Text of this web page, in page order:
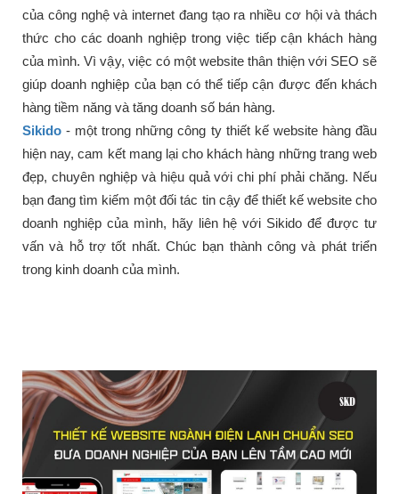
của công nghệ và internet đang tạo ra nhiều cơ hội và thách
thức cho các doanh nghiệp trong việc tiếp cận khách hàng
của mình. Vì vậy, việc có một website thân thiện với SEO sẽ
giúp doanh nghiệp của bạn có thể tiếp cận được đến khách
hàng tiềm năng và tăng doanh số bán hàng.
Sikido - một trong những công ty thiết kế website hàng đầu
hiện nay, cam kết mang lại cho khách hàng những trang web
đẹp, chuyên nghiệp và hiệu quả với chi phí phải chăng. Nếu
bạn đang tìm kiếm một đối tác tin cậy để thiết kế website cho
doanh nghiệp của mình, hãy liên hệ với Sikido để được tư
vấn và hỗ trợ tốt nhất. Chúc bạn thành công và phát triển
trong kinh doanh của mình.